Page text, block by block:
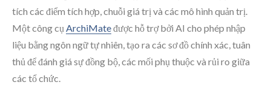
tích các điểm tích hợp, chuỗi giá trị và các mô hình quản trị.
Một công cụ ArchiMateđược hỗ trợ bởi AI cho phép nhập
liệu bằng ngôn ngữ tự nhiên, tạo ra các sơ đồ chính xác, tuân
thủ để đánh giá sự đồng bộ, các mối phụ thuộc và rủi ro giữa
các tổ chức.